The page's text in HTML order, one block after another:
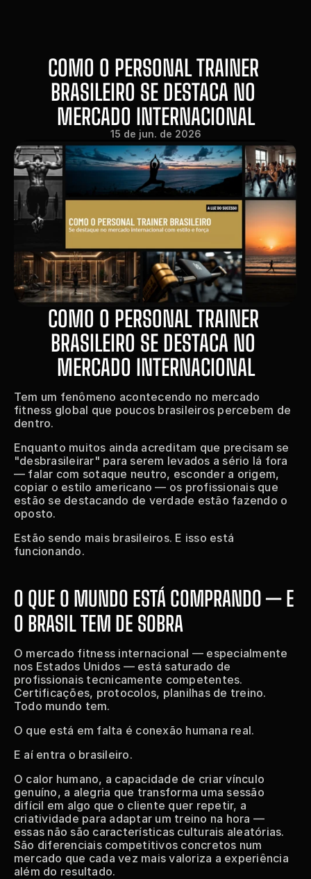
COMO O PERSONAL TRAINER
BRASILEIRO SE DESTACA NO
MERCADO INTERNACIONAL
15 de jun. de 2026
COMO O PERSONAL TRAINER
BRASILEIRO SE DESTACA NO
MERCADO INTERNACIONAL
Tem um fenômeno acontecendo no mercado
fitness global que poucos brasileiros percebem de
dentro.
Enquanto muitos ainda acreditam que precisam se
"desbrasileirar" para serem levados a sério lá fora
— falar com sotaque neutro, esconder a origem,
copiar o estilo americano — os profissionais que
estão se destacando de verdade estão fazendo o
oposto.
Estão sendo mais brasileiros. E isso está
funcionando.
O QUE O MUNDO ESTÁ COMPRANDO — E
O BRASIL TEM DE SOBRA
O mercado fitness internacional — especialmente
nos Estados Unidos — está saturado de
profissionais tecnicamente competentes.
Certificações, protocolos, planilhas de treino.
Todo mundo tem.
O que está em falta é conexão humana real.
E aí entra o brasileiro.
O calor humano, a capacidade de criar vínculo
genuíno, a alegria que transforma uma sessão
difícil em algo que o cliente quer repetir, a
criatividade para adaptar um treino na hora —
essas não são características culturais aleatórias.
São diferenciais competitivos concretos num
mercado que cada vez mais valoriza a experiência
além do resultado.